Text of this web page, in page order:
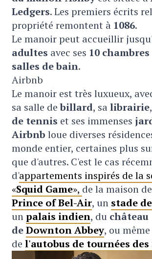
Ledgers. Les premiers écrits
propriété remontent à 1086.
Le manoir peut accueillir
adultes avec ses 10 chambres
salles de bain.
Airbnb
Le manoir est très luxueux,
sa salle debillard, salibrairie
de tennis et ses immenses
Airbnb loue diverses
monde entier, certaines plus
que d'autres. C'est le cas
d'appartements inspirés de la
«Squid Game», de la maison de
Prince of Bel-Air, un stade
unpalais indien, du château
deDownton Abbey, ou même
de l'autobus de tournées des